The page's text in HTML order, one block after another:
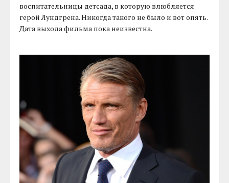
воспитательницы детсада, в которую влюбляется
герой Лундгрена. Никогда такого не было и вот опять.
Дата выхода фильма пока неизвестна.